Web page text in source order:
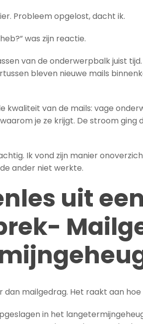
Probleem opgelost, dacht ik.
was zijn reactie.
van de onderwerpbalk juist tijd.
bleven nieuwe mails
kwaliteit van de mails: vage
je ze krijgt. De stroom
Ik vond zijn manier
ander niet werkte.
uit een
mailgedrag. Het raakt aan
in het